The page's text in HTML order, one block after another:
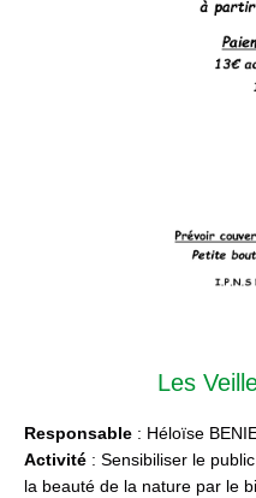
Les
Responsable : Héloïse
Activité : Sensibiliser le
la beauté de la nature par le